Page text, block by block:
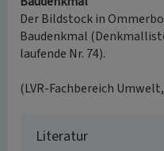
Der Bildstock in
Baudenkmal
laufende Nr. 74).
(LVR-Fachbereich
Literatur